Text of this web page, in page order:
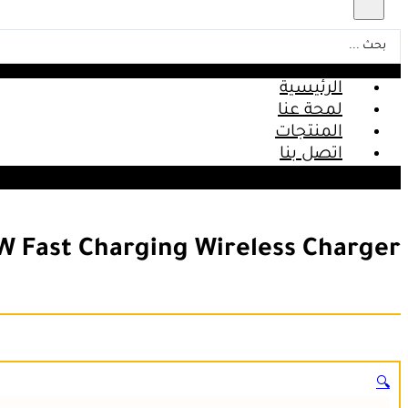
الرئيسية
لمحة عنا
المنتجات
اتصل بنا
Fast Charging Wireless Charger
🔍